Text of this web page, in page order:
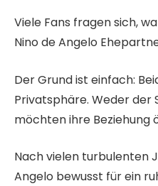
Viele Fans fragen sich,
Nino de Angelo
Der Grund ist einfach:
Privatsphäre. Weder der
möchten ihre Beziehung
Nach vielen turbulenten
Angelo bewusst für ein